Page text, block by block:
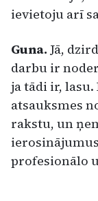
ievietoju arī
Guna. Jā,
darbu ir
ja tādi ir,
atsauksmes
rakstu, un
profesionālo